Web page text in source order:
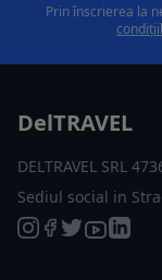
Prin înscrierea la
DelTRAVEL
DELTRAVEL SRL
Sediul social in